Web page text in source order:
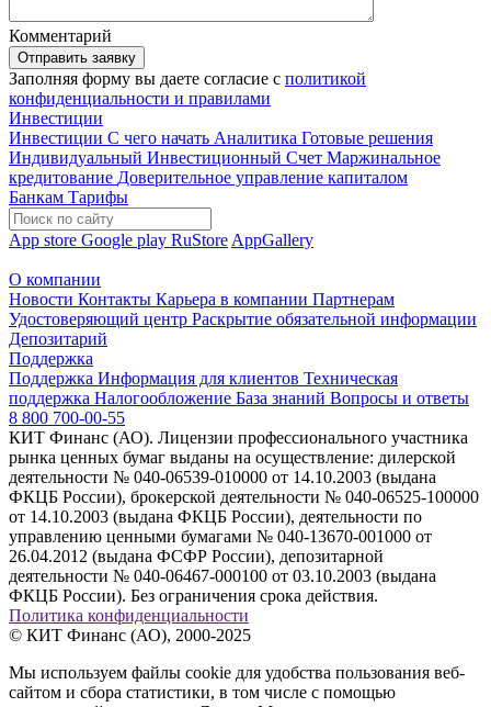
Комментарий
Отправить заявку
Заполняя форму вы даете согласие с политикой
конфиденциальности и правилами
Инвестиции
Инвестиции С чего начать Аналитика Готовые решения
Индивидуальный Инвестиционный Счет Маржинальное
кредитование Доверительное управление капиталом
Банкам Тарифы
App store Google play RuStore AppGallery
О компании
Новости Контакты Карьера в компании Партнерам
Удостоверяющий центр Раскрытие обязательной информации
Депозитарий
Поддержка
Поддержка Информация для клиентов Техническая
поддержка Налогообложение База знаний Вопросы и ответы
8 800 700-00-55
КИТ Финанс (АО). Лицензии профессионального участника
рынка ценных бумаг выданы на осуществление: дилерской
деятельности № 040-06539-010000 от 14.10.2003 (выдана
ФКЦБ России), брокерской деятельности № 040-06525-100000
от 14.10.2003 (выдана ФКЦБ России), деятельности по
управлению ценными бумагами № 040-13670-001000 от
26.04.2012 (выдана ФСФР России), депозитарной
деятельности № 040-06467-000100 от 03.10.2003 (выдана
ФКЦБ России). Без ограничения срока действия.
Политика конфиденциальности
© КИТ Финанс (АО), 2000-2025
Мы используем файлы cookie для удобства пользования веб-
сайтом и сбора статистики, в том числе с помощью